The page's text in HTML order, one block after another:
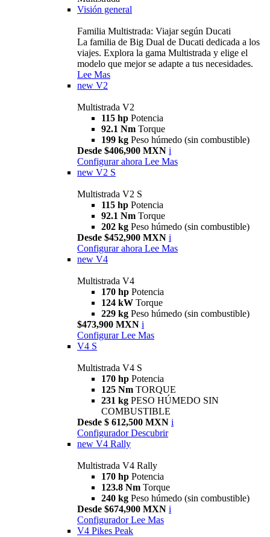
Visión general
Familia Multistrada: Viajar según Ducati
La familia de Big Dual de Ducati dedicada a los
viajes. Explora la gama Multistrada y elige el
modelo que mejor se adapte a tus necesidades.
Lee Mas
new V2
Multistrada V2
115 hp Potencia
92.1 Nm Torque
199 kg Peso húmedo (sin combustible)
Desde $406,900 MXN i
Configurar ahora Lee Mas
new V2 S
Multistrada V2 S
115 hp Potencia
92.1 Nm Torque
202 kg Peso húmedo (sin combustible)
Desde $452,900 MXN i
Configurar ahora Lee Mas
new V4
Multistrada V4
170 hp Potencia
124 kW Torque
229 kg Peso húmedo (sin combustible)
$473,900 MXN i
Configurar Lee Mas
V4 S
Multistrada V4 S
170 hp Potencia
125 Nm TORQUE
231 kg PESO HÚMEDO SIN
COMBUSTIBLE
Desde $ 612,500 MXN i
Configurador Descubrir
new V4 Rally
Multistrada V4 Rally
170 hp Potencia
123.8 Nm Torque
240 kg Peso húmedo (sin combustible)
Desde $674,900 MXN i
Configurador Lee Mas
V4 Pikes Peak